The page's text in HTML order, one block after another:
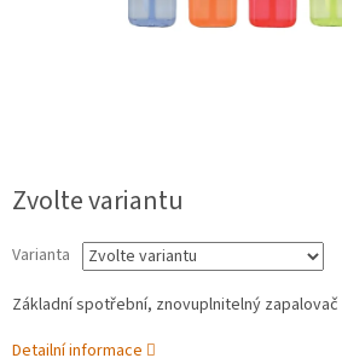
Zvolte variantu
Varianta
Základní spotřební, znovuplnitelný zapalovač
Detailní informace